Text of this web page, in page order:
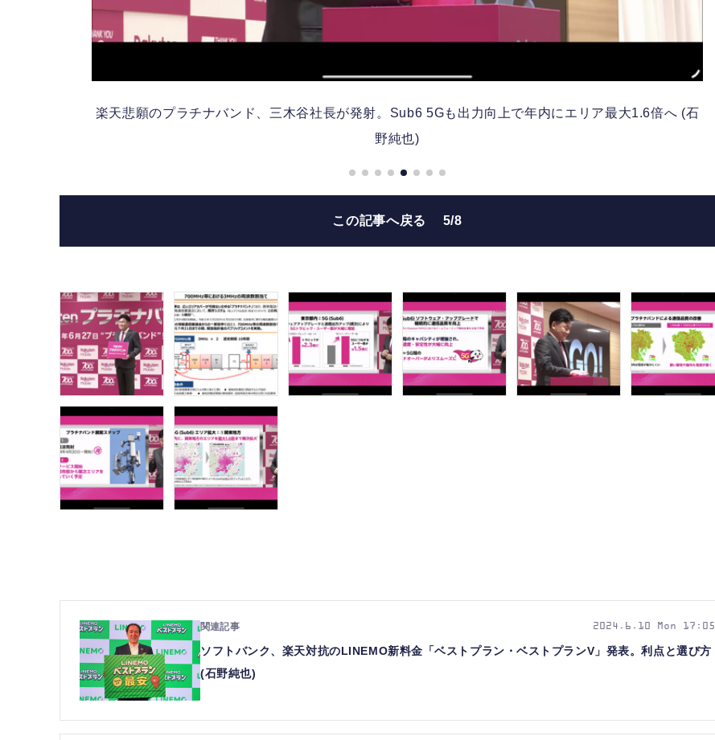
楽天悲願のプラチナバンド、三木谷社長が発射。Sub6 5Gも出力向上で年内にエリア最大1.6倍へ (石
野純也)
この記事へ戻る 5/8
ソフトバンク、楽天対抗のLINEMO新料金「ベストプラン・ベストプランV」発表。利点と選び方
(石野純也)
2024.6.10 Mon 17:05